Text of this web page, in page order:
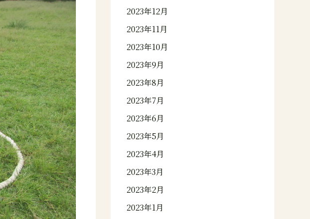
2023年12月
2023年11月
2023年10月
2023年9月
2023年8月
2023年7月
2023年6月
2023年5月
2023年4月
2023年3月
2023年2月
2023年1月